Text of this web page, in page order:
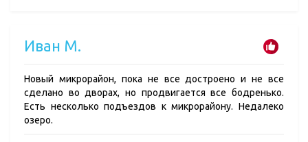
Иван М.
Новый микрорайон, пока не все достроено и не все
сделано во дворах, но продвигается все бодренько.
Есть несколько подъездов к микрорайону. Недалеко
озеро.